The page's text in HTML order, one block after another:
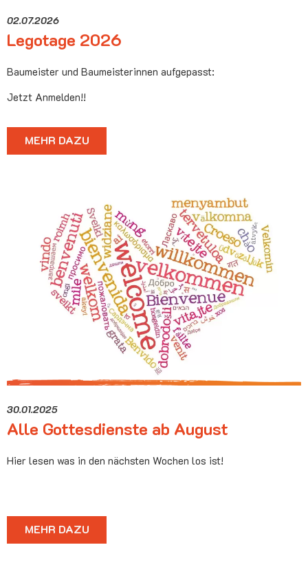
02.07.2026
Legotage 2026
Baumeister und Baumeisterinnen aufgepasst:
Jetzt Anmelden!!
MEHR DAZU
30.01.2025
Alle Gottesdienste ab August
Hier lesen was in den nächsten Wochen los ist!
MEHR DAZU